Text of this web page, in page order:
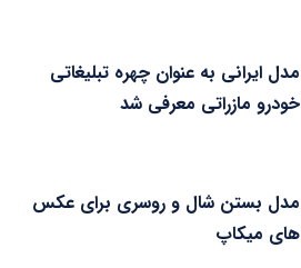
مدل ایرانی به عنوان چهره تبلیغاتی
خودرو مازراتی معرفی شد
مدل بستن شال و روسری برای عکس
های میکاپ